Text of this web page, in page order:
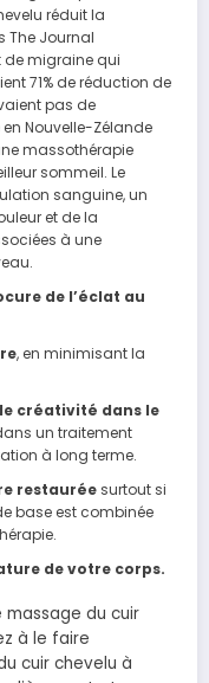
réduit la
The Journal
de migraine qui
71% de réduction de
pas de
Nouvelle-Zélande
massothérapie
sommeil. Le
sanguine, un
et de la
à une
de l’éclat au
, en minimisant la
créativité dans le
un traitement
à long terme.
restauréesurtout si
base est combinée
.
de votre corps.
massage du cuir
à le faire
cuir chevelu à